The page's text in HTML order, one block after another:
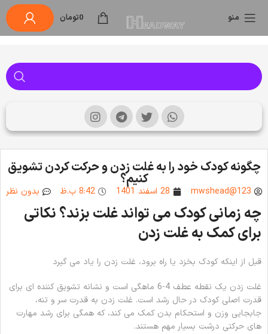
منو 0تومان
چگونه کودک خود را به غلت زدن و حرکت کردن تشویق
کنیم؟
mwshead@123 28 اسفند 1401 8:42 ب.ظ بدون نظر
چه زمانی کودک می تواند غلت بزند؟ نکاتی
برای کمک به غلت زدن
قبل از اینکه کودک بخزد یا راه برود، غلت زدن را یاد می گیرد
غلت زدن یک نقطه عطف 4-6 ماهگی است و نشانه تشویق کننده ای برای
قدرت اصلی کودک در حال رشد است. غلت زدن به قدرت سر و تنه،
جابجایی وزن و استحکام بدن کمک می کند، که همگی برای رشد مهارت
های حرکتی درشت بسیار مهم هستند.